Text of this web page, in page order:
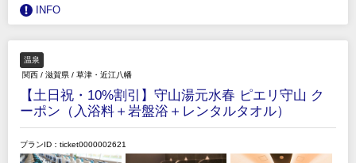
INFO
温泉
関西 / 滋賀県 / 草津・近江八幡
【土日祝・10%割引】守山湯元水春 ピエリ守山 ク
ーポン（入浴料＋岩盤浴＋レンタルタオル）
プランID：ticket0000002621